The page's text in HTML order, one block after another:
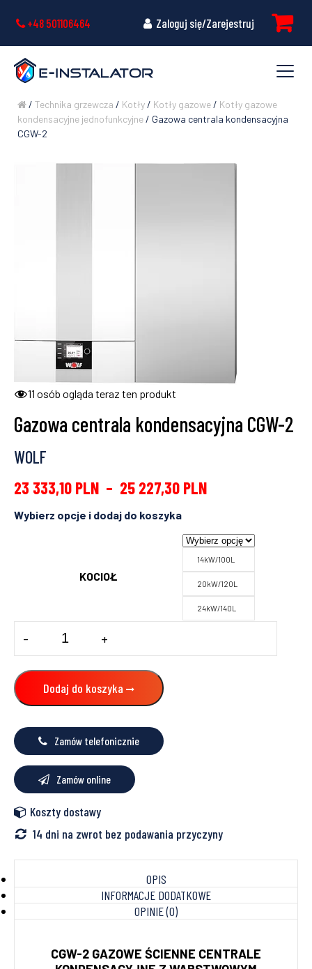
+48 501106464 Zaloguj się/Zarejestruj
/ Technika grzewcza / Kotły/ Kotły gazowe/ Kotły gazowe
kondensacyjne jednofunkcyjne/ Gazowa centrala kondensacyjna
CGW-2
11 osób ogląda teraz ten produkt
Gazowa centrala kondensacyjna CGW-2
WOLF
23 333,10 PLN – 25 227,30 PLN
KOCIOŁ
14kW/100L
20kW/120L
24kW/140L
Gazowa
centrala
kondensacyjna
CGW-
2
- +
Dodaj do koszyka
Zamów telefonicznie
Zamów online
Koszty dostawy
14 dni na zwrot bez podawania przyczyny
OPIS
INFORMACJE DODATKOWE
OPINIE (0)
CGW-2 GAZOWE ŚCIENNE CENTRALE